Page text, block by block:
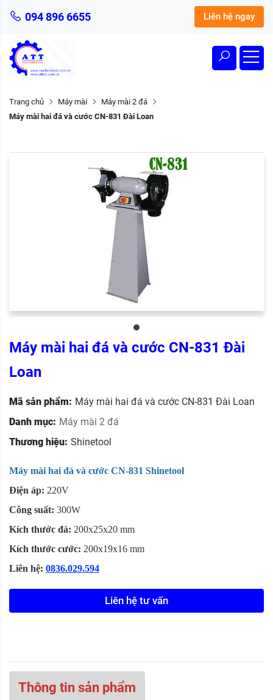
094 896 6655 Liên hệ ngay
Trang chủ Máy mài
Máy mài 2 đá
Máy mài hai đá và cước CN-831 Đài Loan
Máy mài hai đá và cước CN-831 Đài
Loan
Mã sản phẩm: Máy mài hai đá và cước CN-831 Đài Loan
Danh mục: Máy mài 2 đá
Thương hiệu: Shinetool
Máy mài hai đá và cước CN-831 Shinetool
Điện áp: 220V
Công suất: 300W
Kích thước đá: 200x25x20 mm
Kích thước cước: 200x19x16 mm
Liên hệ: 0836.029.594
Liên hệ tư vấn
Thông tin sản phẩm